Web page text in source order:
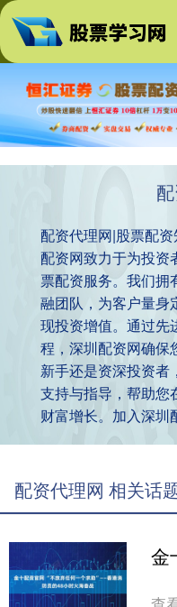
配资代理网|股票配
配资网致力于为投资
票配资服务。我们拥
融团队，为客户量身
现投资增值。通过先
程，深圳配资网确保
新手还是资深投资者
支持与指导，帮助您
财富增长。加入深圳
配资代理网 相关话